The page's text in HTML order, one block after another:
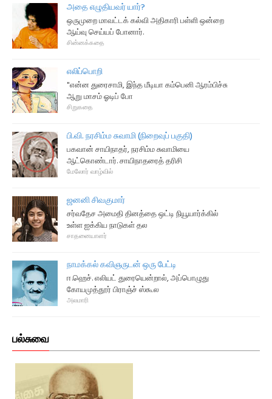
அதை எழுதியவர் யார்?
ஒருமுறை மாவட்டக் கல்வி அதிகாரி பள்ளி ஒன்றை
ஆய்வு செய்யப் போனார்.
சின்னக்கதை
எலிப்பொறி
"என்ன துரைசாமி, இந்த மீடியா கம்பெனி ஆரம்பிச்சு
ஆறு மாசம் ஓடிப் போ
சிறுகதை
பி.வி. நரசிம்ம சுவாமி (நிறைவுப் பகுதி)
பகவான் சாயிநாதர், நரசிம்ம சுவாமியை
ஆட்கொண்டார். சாயிநாதரைத் தரிசி
மேலோர் வாழ்வில்
ஜனனி சிவகுமார்
சர்வதேச அமைதி தினத்தை ஒட்டி நியூயார்க்கில்
உள்ள ஐக்கிய நாடுகள் தல
சாதனையாளர்
நாமக்கல் கவிஞருடன் ஒரு பேட்டி
ஈ.ஹெச். எலியட் துரையென்றால், அப்பொழுது
கோயமுத்தூர் பிராஞ்ச் ஸ்கூல
அலமாரி
பல்சுவை